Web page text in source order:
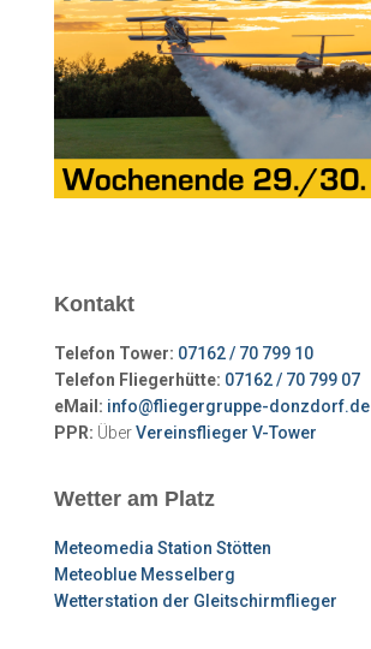
Kontakt
Telefon Tower: 07162 / 70 799 10
Telefon Fliegerhütte: 07162 / 70 799 07
eMail: info@fliegergruppe-donzdorf.de
PPR: ÜberVereinsflieger V-Tower
Wetter am Platz
Meteomedia Station Stötten
Meteoblue Messelberg
Wetterstation der Gleitschirmflieger